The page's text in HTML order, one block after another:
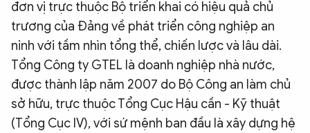
đơn vị trực thuộc Bộ triển khai có hiệu quả chủ
trương của Đảng về phát triển công nghiệp an
ninh với tầm nhìn tổng thể, chiến lược và lâu dài.
Tổng Công ty GTEL là doanh nghiệp nhà nước,
được thành lập năm 2007 do Bộ Công an làm chủ
sở hữu, trực thuộc Tổng Cục Hậu cần - Kỹ thuật
(Tổng Cục IV), với sứ mệnh ban đầu là xây dựng hệ